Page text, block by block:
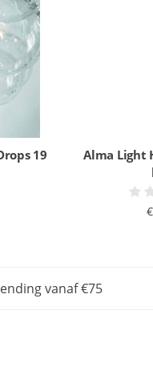
19
Alma Light
vanaf €75